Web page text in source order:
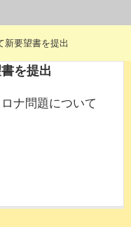
要望書を提出
を提出
ナ問題について